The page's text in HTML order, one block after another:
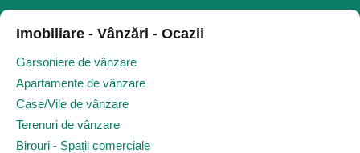
Imobiliare - Vânzări - Ocazii
Garsoniere de vânzare
Apartamente de vânzare
Case/Vile de vânzare
Terenuri de vânzare
Birouri - Spații comerciale